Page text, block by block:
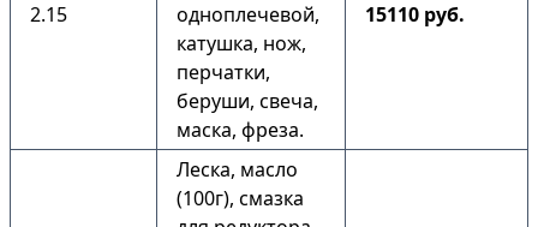
2.15
одноплечевой,
катушка, нож,
перчатки,
беруши, свеча,
маска, фреза.
15110 руб.
Леска, масло
(100г), смазка